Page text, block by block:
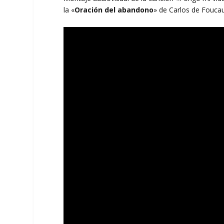
la «Oración del abandono» de Carlos de